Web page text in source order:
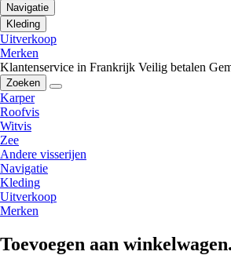
Navigatie
Kleding
Uitverkoop
Merken
Klantenservice in Frankrijk Veilig betalen
Zoeken
Karper
Roofvis
Witvis
Zee
Andere visserijen
Navigatie
Kleding
Uitverkoop
Merken
Toevoegen aan